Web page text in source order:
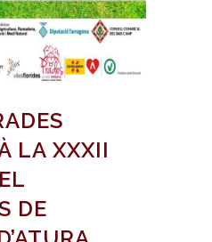
LA XXXII
DE